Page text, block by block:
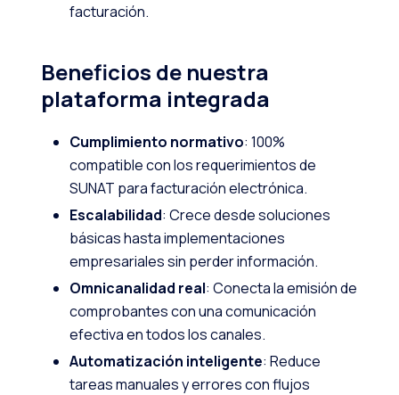
facturación.
Beneficios de nuestra
plataforma integrada
Cumplimiento normativo: 100%
compatible con los requerimientos de
SUNAT para facturación electrónica.
Escalabilidad: Crece desde soluciones
básicas hasta implementaciones
empresariales sin perder información.
Omnicanalidad real: Conecta la emisión de
comprobantes con una comunicación
efectiva en todos los canales.
Automatización inteligente: Reduce
tareas manuales y errores con flujos